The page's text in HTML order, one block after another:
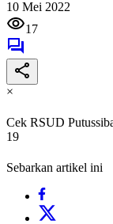
10 Mei 2022
17
×
Cek RSUD
19
Sebarkan artikel ini